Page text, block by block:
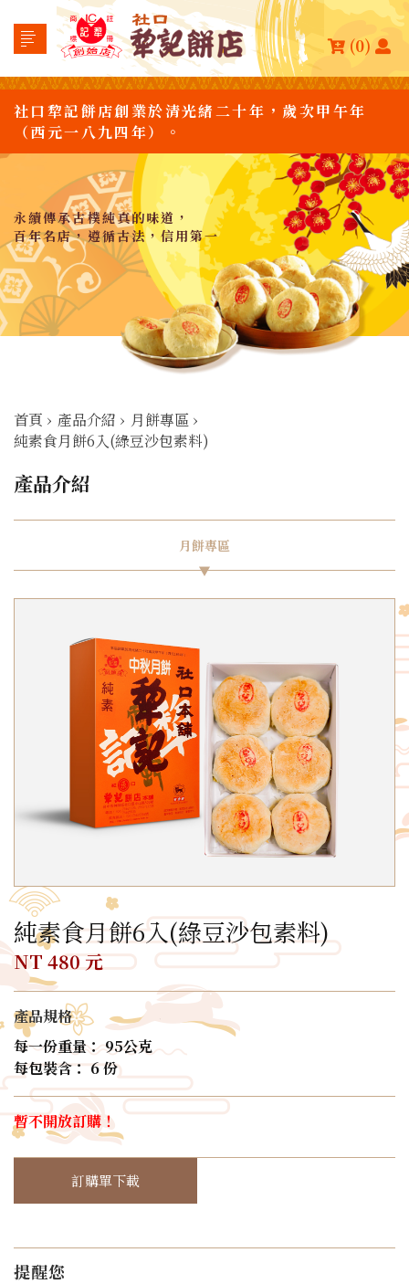
(0)
社口犂記餅店創業於清光緒二十年，歲次甲午年
（西元一八九四年）。
永續傳承古樸純真的味道，
百年名店，遵循古法，信用第一
首頁 › 產品介紹 › 月餅專區 ›
純素食月餅6入(綠豆沙包素料)
產品介紹
月餅專區
純素食月餅6入(綠豆沙包素料)
NT 480 元
產品規格
每一份重量： 95公克
每包裝含： 6 份
暫不開放訂購！
訂購單下載
提醒您